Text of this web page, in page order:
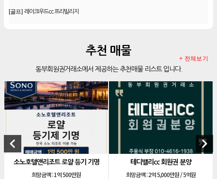
[골프] 신원CC 골프회원권
아름다운cc 회원권
[리조트]안토리조트 130평 개인 무기명
[리조트]한화 안토 77평 등기 기명
한화 안토 67평 하프 등기 기명
[리조트] 한화리조트 스위트 회원제 무기명
[리조트]소노 이그젝큐티브 회원제 무기명
[리조트]소노호텔앤리조트 로얄 회원제 기명
추천 매물
동부회원권거래소에서 제공하는 추천매물 리스트 입니다.
+ 전체보기
keyboard_arrow_left
소노호텔앤리조트 로얄 등기 기명
희망금액 :1억 500만원
테디밸리cc 회원권 분양
희망금액 :2억 5,000만원 / 5억원
keyboard_arrow_right